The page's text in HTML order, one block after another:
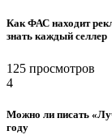
Как ФАС находит
знать каждый селлер
125 просмотров
4
Можно ли писать
году